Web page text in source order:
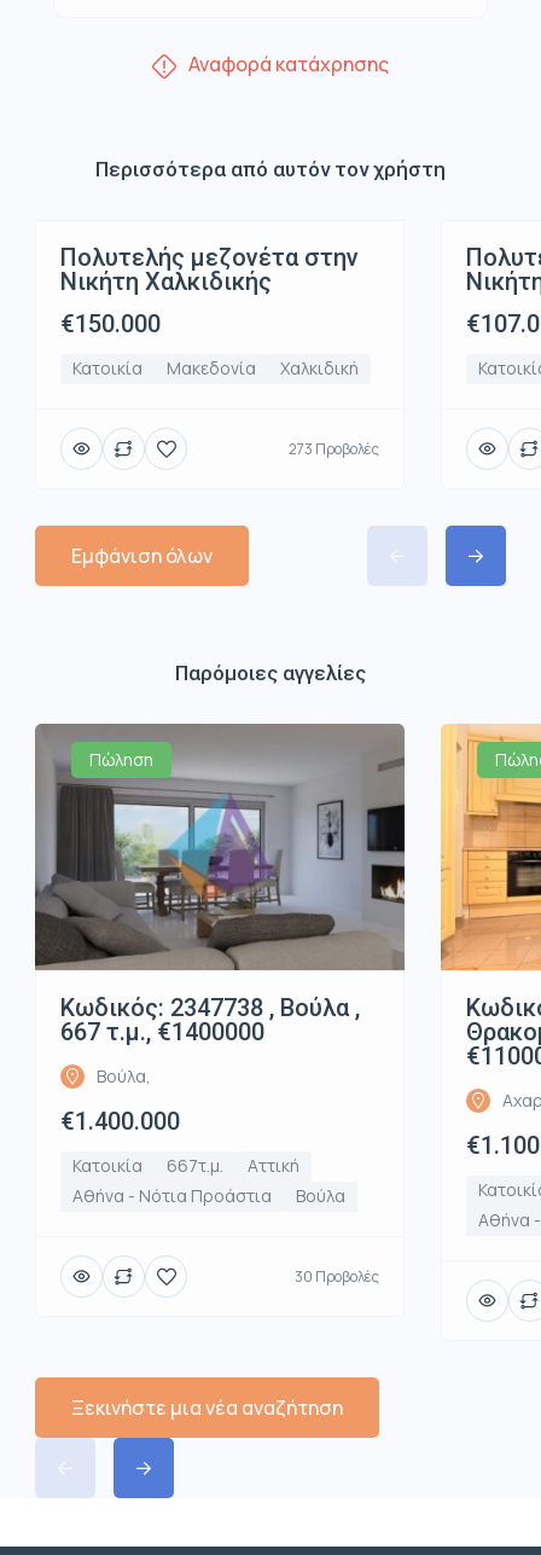
Αναφορά κατάχρησης
Περισσότερα από αυτόν τον χρήστη
Πώληση
Πολυτελής μεζονέτα στην
Νικήτη Χαλκιδικής
€150.000
Κατοικία Μακεδονία Χαλκιδική
273 Προβολές
Εμφάνιση όλων
Παρόμοιες αγγελίες
Πώληση
Κωδικός: 2347738 , Βούλα ,
667 τ.μ., €1400000
Βούλα,
€1.400.000
Κατοικία 667τ.μ.
Αττική
Αθήνα - Νότια Προάστια
Βούλα
30 Προβολές
Αθήνα
Ξεκινήστε μια νέα αναζήτηση